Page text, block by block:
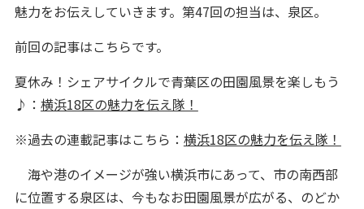
魅力をお伝えしていきます。第47回の担当は、泉区。
前回の記事はこちらです。
夏休み！シェアサイクルで青葉区の田園風景を楽しもう
♪： 横浜18区の魅力を伝え隊！
※過去の連載記事はこちら： 横浜18区の魅力を伝え隊！
海や港のイメージが強い横浜市にあって、市の南西部
に位置する泉区は、今もなお田園風景が広がる、のどか